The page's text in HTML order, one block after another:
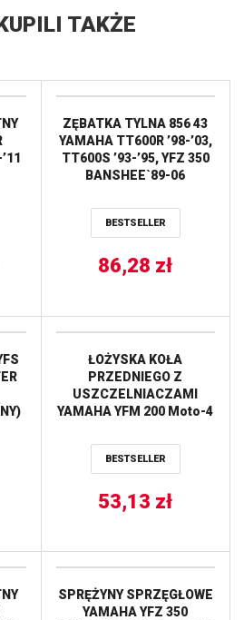
TAKŻE
ZĘBATKA TYLNA 856 43
YAMAHA TT600R ’98-’03,
TT600S ’93-’95, YFZ 350
BANSHEE`89-06
BESTSELLER
86,28 zł
ŁOŻYSKA KOŁA
PRZEDNIEGO Z
USZCZELNIACZAMI
YAMAHA YFM 200 Moto-4
’86-’88, YFM 350ER Moto-
4 ’87-’88 ALL BALLS
BESTSELLER
53,13 zł
SPRĘŻYNY SPRZĘGŁOWE
YAMAHA YFZ 350